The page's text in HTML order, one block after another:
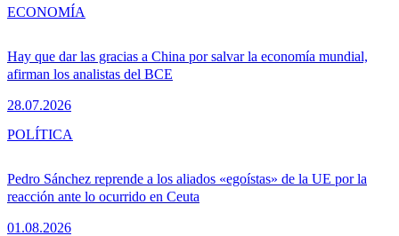
Hay que dar las gracias a China por salvar la economía mundial,
afirman los analistas del BCE
28.07.2026
ECONOMÍA
Pedro Sánchez reprende a los aliados «egoístas» de la UE por la
reacción ante lo ocurrido en Ceuta
01.08.2026
POLÍTICA